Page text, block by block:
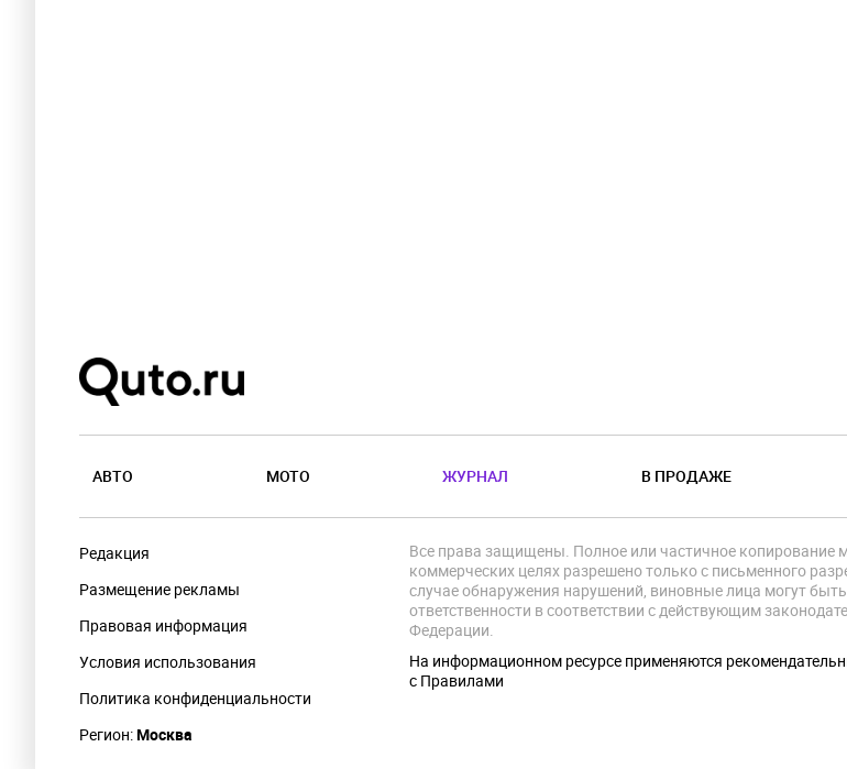
АВТО МОТО ЖУРНАЛ В ПРОДАЖЕ
Редакция
Размещение рекламы
Правовая информация
Условия использования
Политика конфиденциальности
Регион:Москва
Все права защищены. Полное или частичное копирование
коммерческих целях разрешено только с письменного
случае обнаружения нарушений, виновные лица могут
ответственности в соответствии с действующим
Федерации.
На информационном ресурсе применяются
с Правилами